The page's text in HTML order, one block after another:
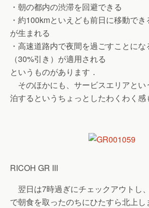
・朝の都内の渋滞を回避できる
・約100kmといえども前日に移動で
が生まれる
・高速道路内で夜間を過ごすことに
（30%引き）が適用される
というものがあります．
そのほかにも、サービスエリアとい
泊するというちょっとしたわくわく感
RICOH GR III
翌日は7時過ぎにチェックアウトし
で朝食を取ったのちにひたすら北上し